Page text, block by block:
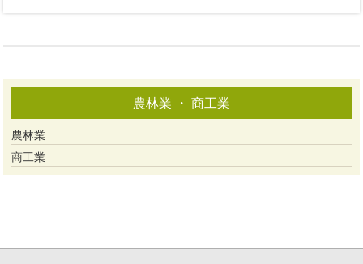
農林業 ・ 商工業
農林業
商工業